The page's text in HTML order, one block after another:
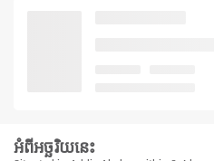
អំពីអច្ឆរិយនេះ